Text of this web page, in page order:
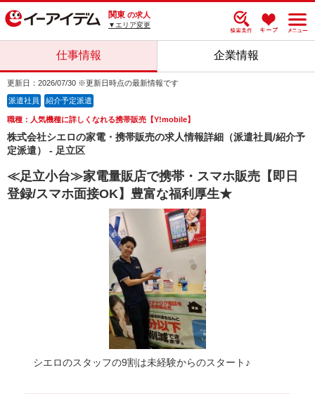
関東 の求人
▼エリア変更
仕事情報 企業情報
更新日：2026/07/30 ※更新日時点の最新情報です
派遣社員 紹介予定派遣
職種：人気機種に詳しくなれる携帯販売【Y!mobile】
株式会社シエロの家電・携帯販売の求人情報詳細（派遣社員/紹介予
定派遣） - 足立区
≪足立小台≫家電量販店で携帯・スマホ販売【即日
登録/スマホ面接OK】豊富な福利厚生★
シエロのスタッフの9割は未経験からのスタート♪